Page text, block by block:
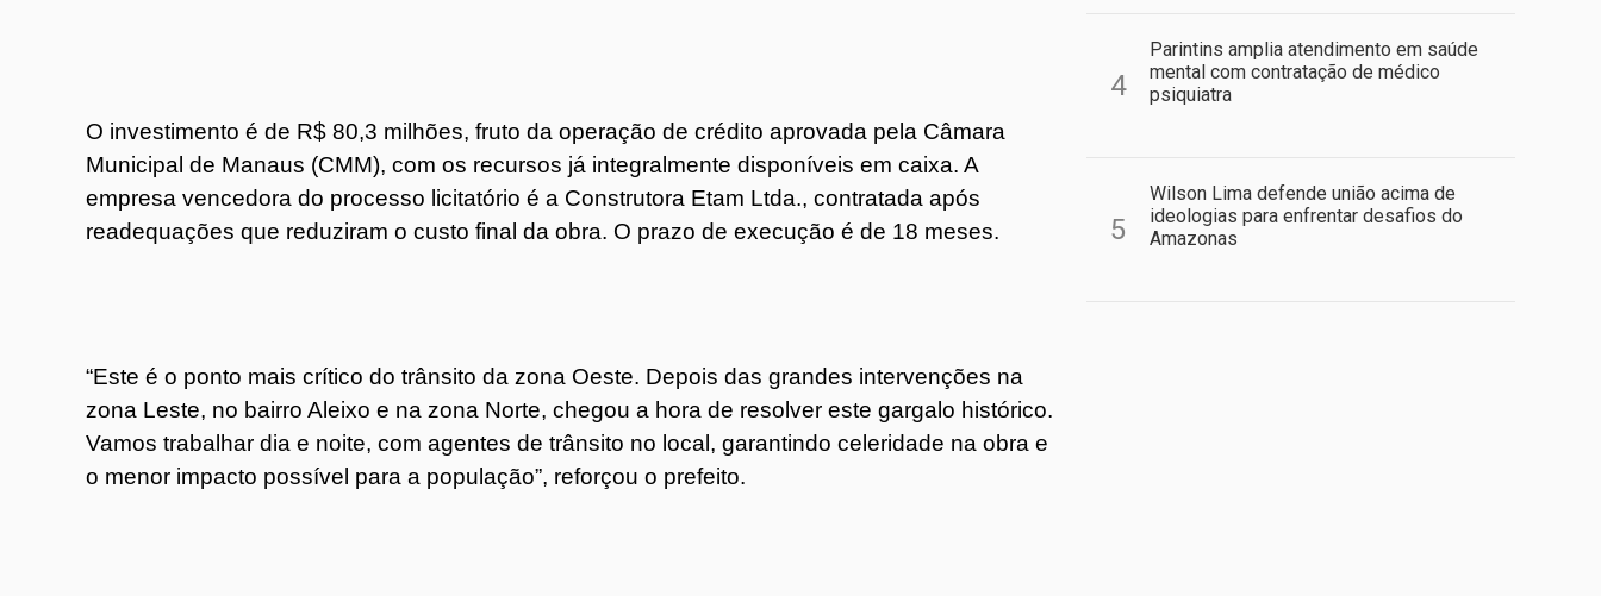
O investimento é de R$ 80,3 milhões, fruto da operação de crédito aprovada pela Câmara
Municipal de Manaus (CMM), com os recursos já integralmente disponíveis em caixa. A
empresa vencedora do processo licitatório é a Construtora Etam Ltda., contratada após
readequações que reduziram o custo final da obra. O prazo de execução é de 18 meses.
“Este é o ponto mais crítico do trânsito da zona Oeste. Depois das grandes intervenções na
zona Leste, no bairro Aleixo e na zona Norte, chegou a hora de resolver este gargalo histórico.
Vamos trabalhar dia e noite, com agentes de trânsito no local, garantindo celeridade na obra e
o menor impacto possível para a população”, reforçou o prefeito.
4
Parintins amplia atendimento em saúde
mental com contratação de médico
psiquiatra
5
Wilson Lima defende união acima de
ideologias para enfrentar desafios do
Amazonas